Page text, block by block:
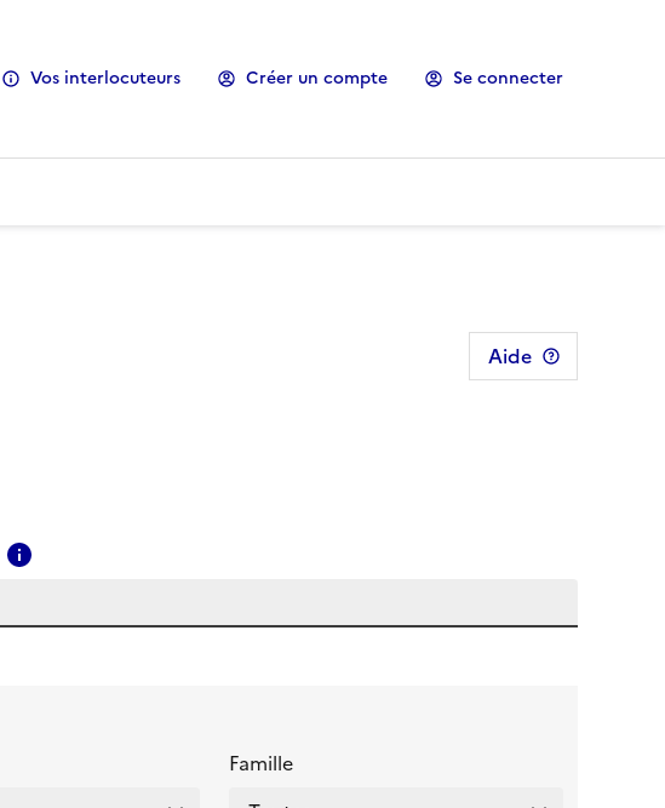
Vos interlocuteurs Créer un compte Se connecter
Aide
Famille